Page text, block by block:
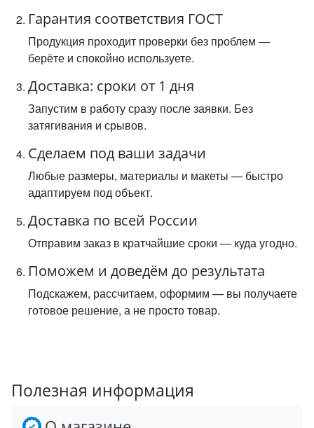
Гарантия соответствия ГОСТ
Продукция проходит проверки без проблем —
берёте и спокойно используете.
Доставка: сроки от 1 дня
Запустим в работу сразу после заявки. Без
затягивания и срывов.
Сделаем под ваши задачи
Любые размеры, материалы и макеты — быстро
адаптируем под объект.
Доставка по всей России
Отправим заказ в кратчайшие сроки — куда угодно.
Поможем и доведём до результата
Подскажем, рассчитаем, оформим — вы получаете
готовое решение, а не просто товар.
Полезная информация